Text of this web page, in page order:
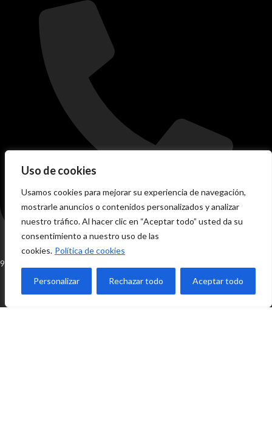
Uso de cookies
Usamos cookies para mejorar su experiencia de navegación,
mostrarle anuncios o contenidos personalizados y analizar
nuestro tráfico. Al hacer clic en “Aceptar todo” usted da su
consentimiento a nuestro uso de las
cookies. Política de cookies
Personalizar Rechazar todo Aceptar todo
952 416 961